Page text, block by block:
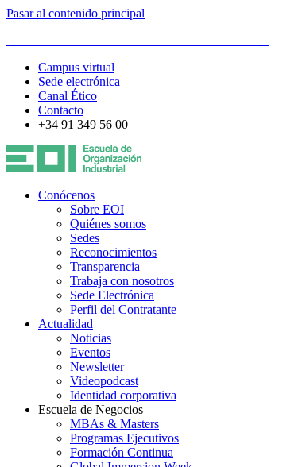
Pasar al contenido principal
Campus virtual
Sede electrónica
Canal Ético
Contacto
+34 91 349 56 00
Conócenos
Sobre EOI
Quiénes somos
Sedes
Reconocimientos
Transparencia
Trabaja con nosotros
Sede Electrónica
Perfil del Contratante
Actualidad
Noticias
Eventos
Newsletter
Videopodcast
Identidad corporativa
Escuela de Negocios
MBAs & Masters
Programas Ejecutivos
Formación Continua